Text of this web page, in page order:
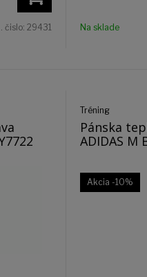
čislo: 29431 Na sklade
Tréning
Pánska
ADIDAS M
Akcia -10%